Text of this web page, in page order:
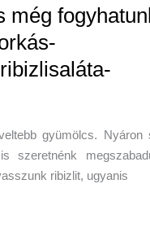
még
gyümölcs. Nyáron
szeretnénk
ribizlit, ugyanis